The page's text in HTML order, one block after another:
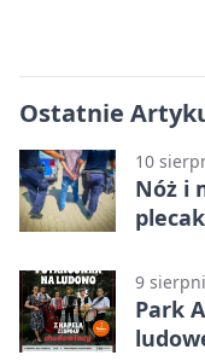
Ostatnie
10
Nóż i
9
Park